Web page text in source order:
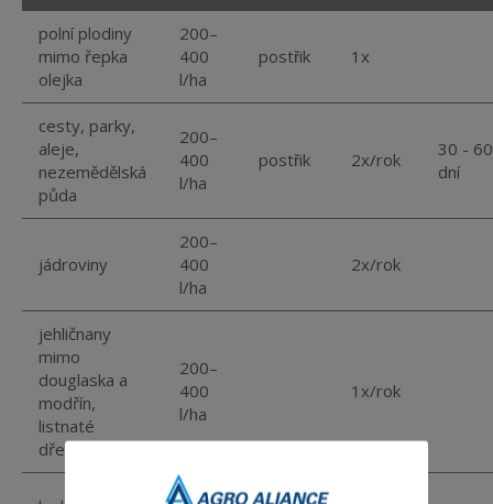
polní plodiny
mimo řepka
olejka
200–
400
l/ha
postřik 1x
cesty, parky,
aleje,
nezemědělská
půda
200–
400
l/ha
postřik 2x/rok
30 - 60
dní
jádroviny
200–
400
l/ha
2x/rok
jehličnany
mimo
douglaska a
modřín,
listnaté
dřeviny
200–
400
l/ha
1x/rok
200–